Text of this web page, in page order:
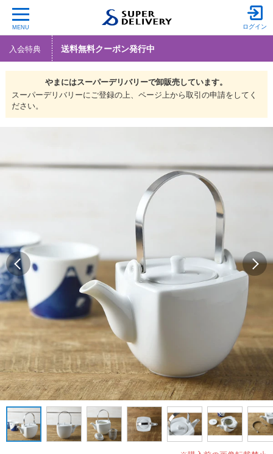
MENU ログイン
入会特典 送料無料クーポン発行中
やまにはスーパーデリバリーで卸販売しています。
スーパーデリバリーにご登録の上、ページ上から取引の申請をしてく
ださい。